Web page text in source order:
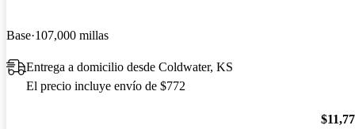
Base 107,000 millas
Entrega a domicilio desde Coldwater, KS
El precio incluye envío de $772